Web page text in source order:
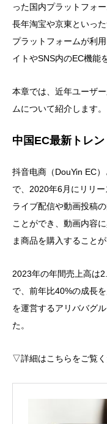
った国内プラットフォ
長年淘宝や京東といっ
プラットフォームが利
イトやSNS内のEC機能
本章では、近年ユーザ
ムについて紹介します。
中国EC最新トレ
抖音电商（DouYin EC
で、2020年6月にリリー
ライブ配信や動画投稿
ことができ、動画内容
ま商品を購入することが
2023年の年間売上高は
で、前年比40%の成長
を運営するアリババグ
た。
▽詳細はこちらをご覧